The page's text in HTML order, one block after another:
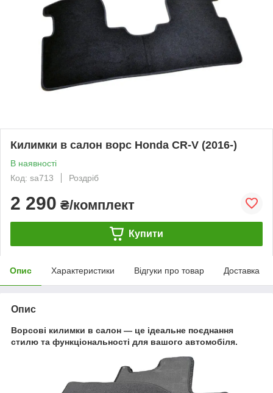
Килимки в салон ворс Honda CR-V (2016-)
В наявності
Код: sa713
Роздріб
2 290 ₴/комплект
Купити
Опис Характеристики Відгуки про товар Доставка
Опис
Ворсові килимки в салон — це ідеальне поєднання
стилю та функціональності для вашого автомобіля.